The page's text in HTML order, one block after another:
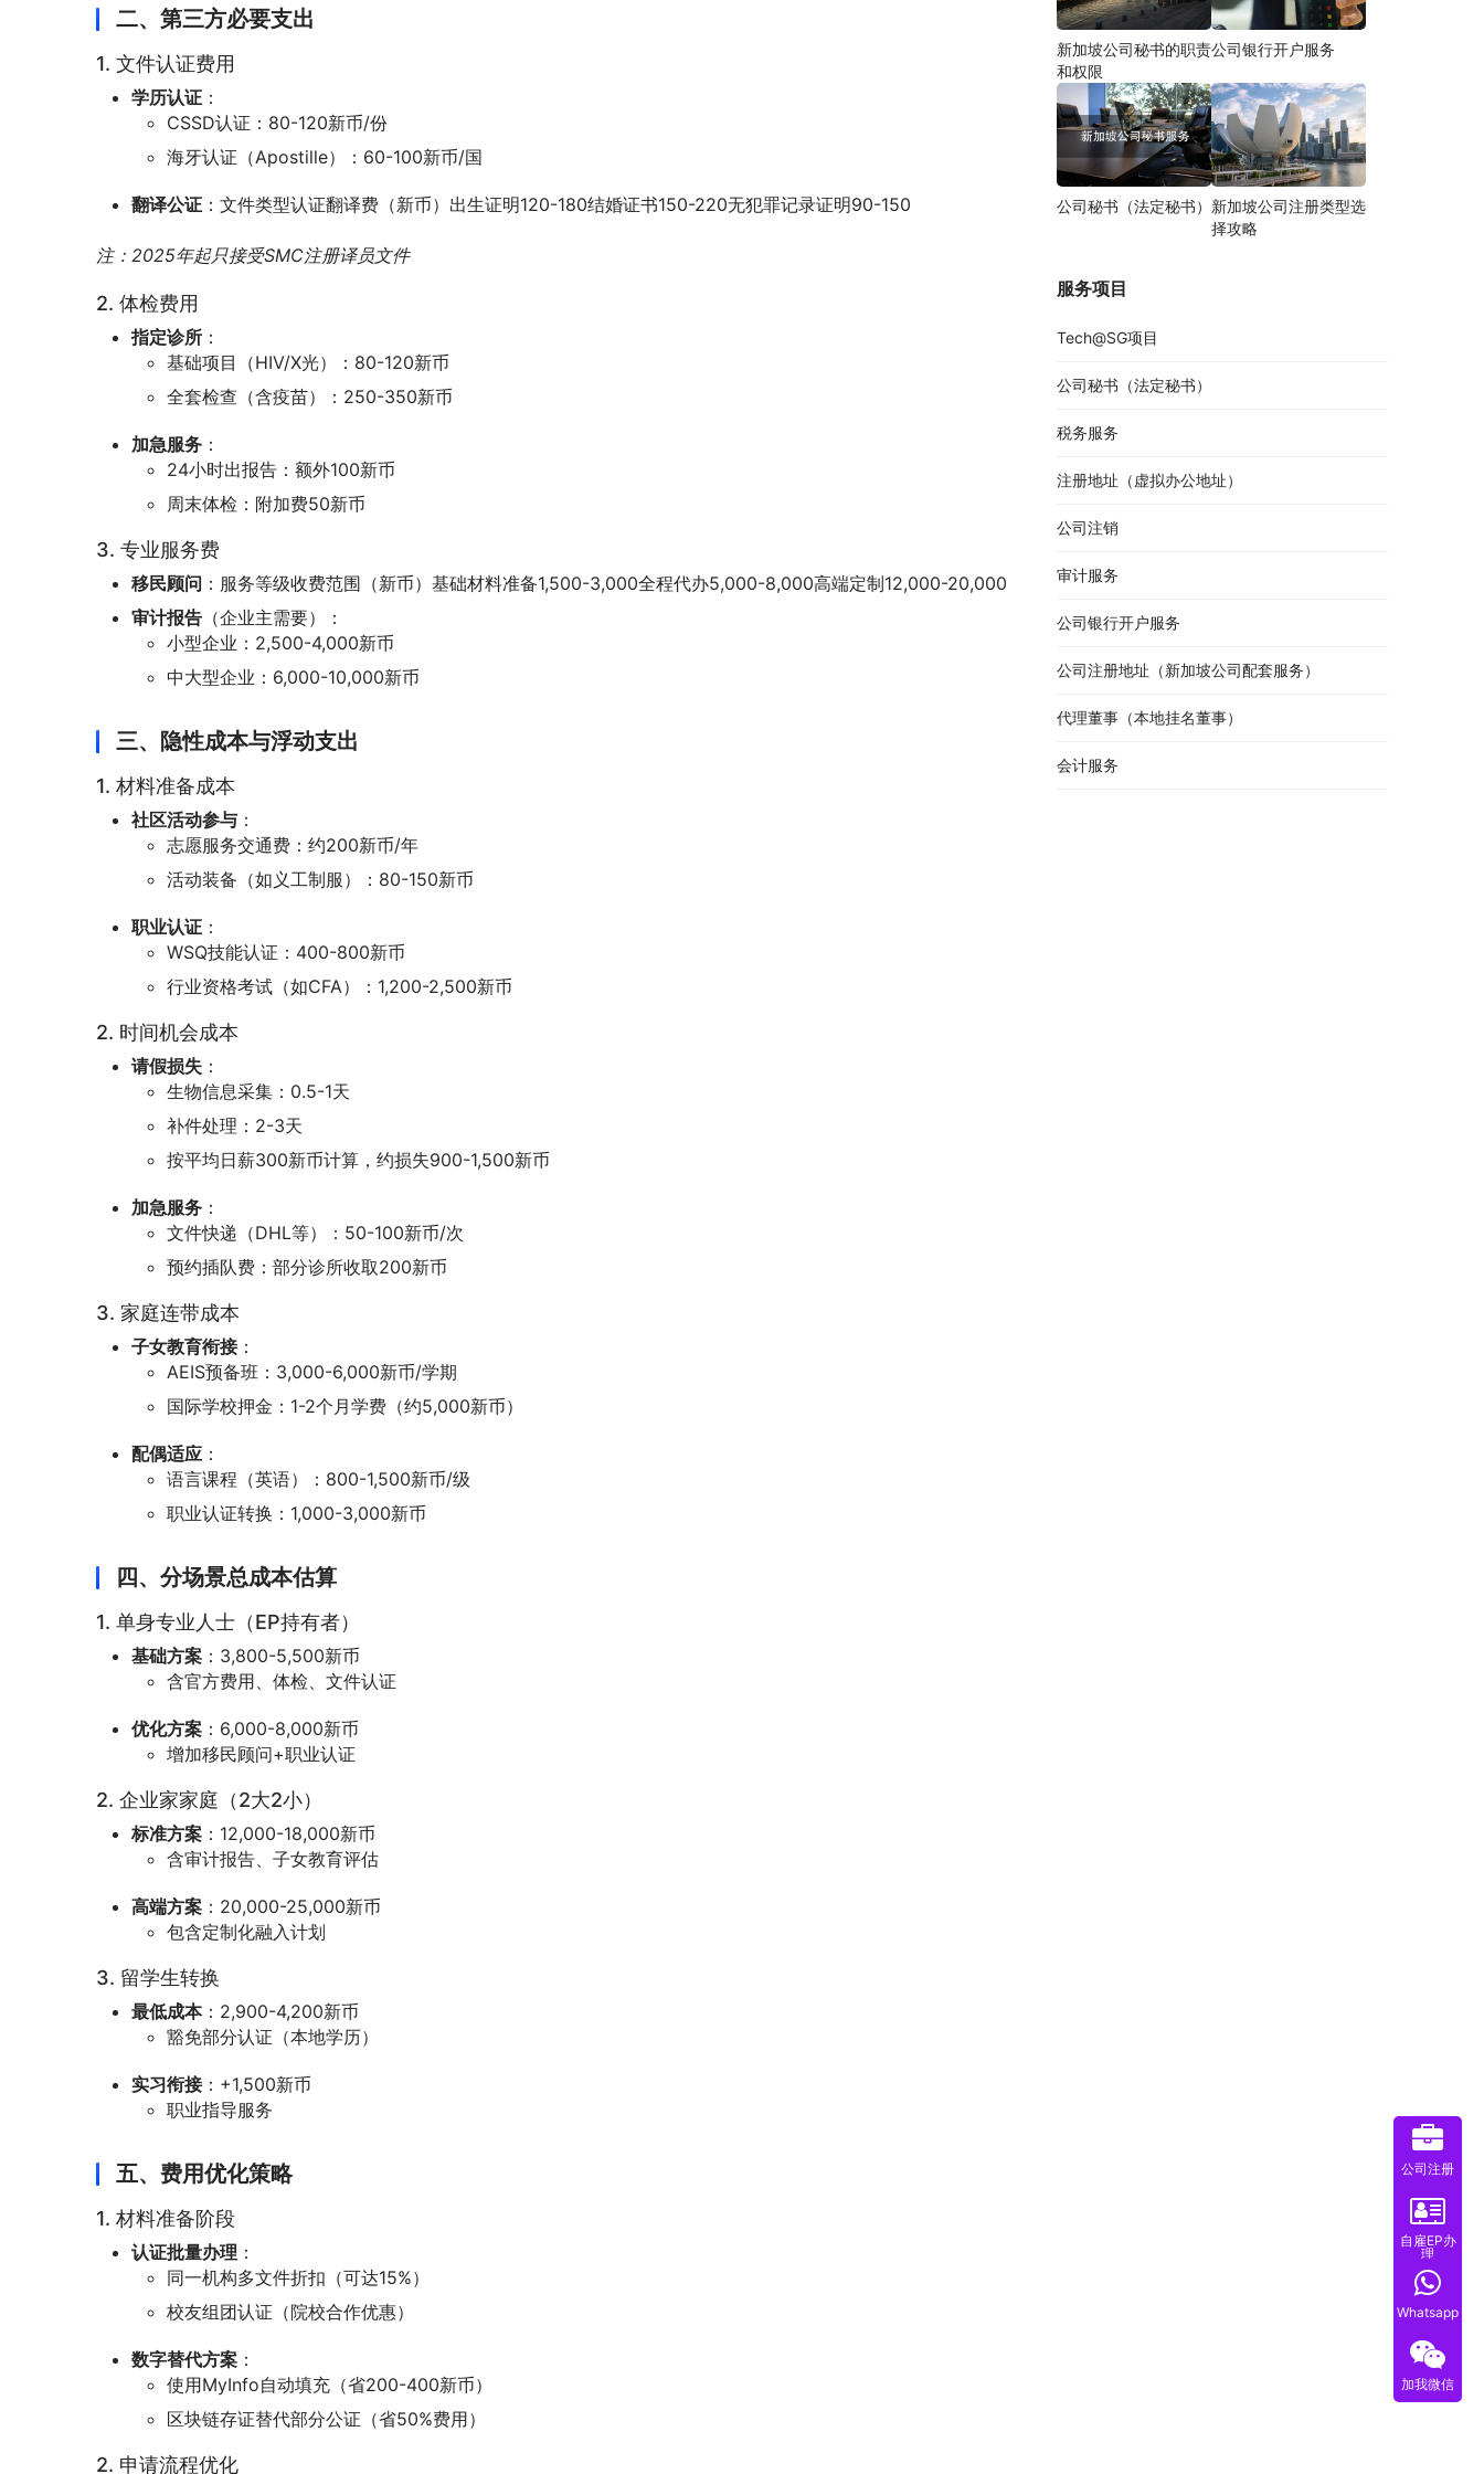
二、第三方必要支出
1. 文件认证费用
学历认证 ：
CSSD认证：80-120新币/份
海牙认证（Apostille）：60-100新币/国
翻译公证 ：文件类型认证翻译费（新币）出生证明120-180结婚证书150-220无犯罪记录证明90-150
注：2025年起只接受SMC注册译员文件
2. 体检费用
指定诊所 ：
基础项目（HIV/X光）：80-120新币
全套检查（含疫苗）：250-350新币
加急服务 ：
24小时出报告：额外100新币
周末体检：附加费50新币
3. 专业服务费
移民顾问 ：服务等级收费范围（新币）基础材料准备1,500-3,000全程代办5,000-8,000高端定制12,000-20,000
审计报告 （企业主需要）：
小型企业：2,500-4,000新币
中大型企业：6,000-10,000新币
三、隐性成本与浮动支出
1. 材料准备成本
社区活动参与 ：
志愿服务交通费：约200新币/年
活动装备（如义工制服）：80-150新币
职业认证 ：
WSQ技能认证：400-800新币
行业资格考试（如CFA）：1,200-2,500新币
2. 时间机会成本
请假损失 ：
生物信息采集：0.5-1天
补件处理：2-3天
按平均日薪300新币计算，约损失900-1,500新币
加急服务 ：
文件快递（DHL等）：50-100新币/次
预约插队费：部分诊所收取200新币
3. 家庭连带成本
子女教育衔接：
AEIS预备班：3,000-6,000新币/学期
国际学校押金：1-2个月学费（约5,000新币）
配偶适应 ：
语言课程（英语）：800-1,500新币/级
职业认证转换：1,000-3,000新币
四、分场景总成本估算
1. 单身专业人士（EP持有者）
基础方案 ：3,800-5,500新币
含官方费用、体检、文件认证
优化方案 ：6,000-8,000新币
增加移民顾问+职业认证
2. 企业家家庭（2大2小）
标准方案 ：12,000-18,000新币
含审计报告、子女教育评估
高端方案 ：20,000-25,000新币
包含定制化融入计划
3. 留学生转换
最低成本：2,900-4,200新币
豁免部分认证（本地学历）
实习衔接：+1,500新币
职业指导服务
五、费用优化策略
1. 材料准备阶段
认证批量办理 ：
同一机构多文件折扣（可达15%）
校友组团认证（院校合作优惠）
数字替代方案 ：
使用MyInfo自动填充（省200-400新币）
区块链存证替代部分公证（省50%费用）
2. 申请流程优化
新加坡公司秘书的职责
和权限
公司银行开户服务
公司秘书（法定秘书） 新加坡公司注册类型选
择攻略
服务项目
Tech@SG项目
公司秘书（法定秘书）
税务服务
注册地址（虚拟办公地址）
公司注销
审计服务
公司银行开户服务
公司注册地址（新加坡公司配套服务）
代理董事（本地挂名董事）
会计服务
公司注册
自雇EP办
理
Whatsapp
加我微信